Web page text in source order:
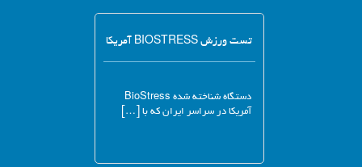
تست ورزش BIOSTRESS آمریکا
دستگاه شناخته شده BioStress
آمریکا در سراسر ایران که با […]